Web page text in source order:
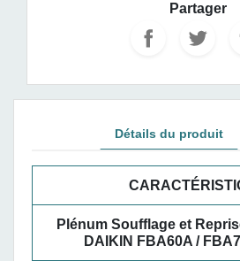
Partager
Détails du produit
Plénum Soufflage et
DAIKIN FBA60A /